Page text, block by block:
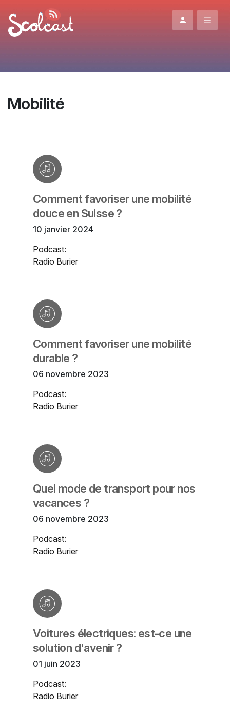
Mobilité
Comment favoriser une mobilité
douce en Suisse ?
10 janvier 2024
Podcast:
Radio Burier
Comment favoriser une mobilité
durable ?
06 novembre 2023
Podcast:
Radio Burier
Quel mode de transport pour nos
vacances ?
06 novembre 2023
Podcast:
Radio Burier
Voitures électriques: est-ce une
solution d'avenir ?
01 juin 2023
Podcast:
Radio Burier